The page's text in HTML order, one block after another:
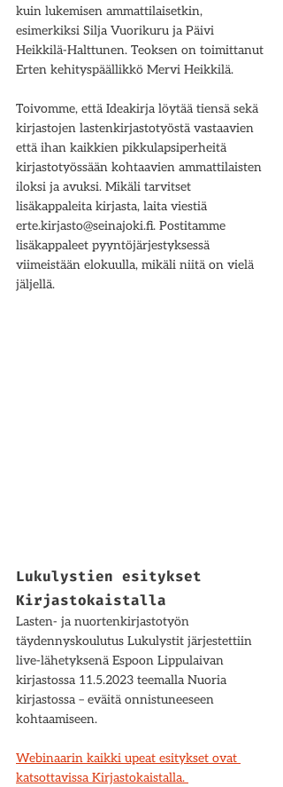
kuin lukemisen ammattilaisetkin,
esimerkiksi Silja Vuorikuru ja Päivi
Heikkilä-Halttunen. Teoksen on toimittanut
Erten kehityspäällikkö Mervi Heikkilä.
Toivomme, että Ideakirja löytää tiensä sekä
kirjastojen lastenkirjastotyöstä vastaavien
että ihan kaikkien pikkulapsiperheitä
kirjastotyössään kohtaavien ammattilaisten
iloksi ja avuksi. Mikäli tarvitset
lisäkappaleita kirjasta, laita viestiä
erte.kirjasto@seinajoki.fi. Postitamme
lisäkappaleet pyyntöjärjestyksessä
viimeistään elokuulla, mikäli niitä on vielä
jäljellä.
Lukulystien esitykset
Kirjastokaistalla
Lasten- ja nuortenkirjastotyön
täydennyskoulutus Lukulystit järjestettiin
live-lähetyksenä Espoon Lippulaivan
kirjastossa 11.5.2023 teemalla Nuoria
kirjastossa – eväitä onnistuneeseen
kohtaamiseen.
Webinaarin kaikki upeat esitykset ovat
katsottavissa Kirjastokaistalla.